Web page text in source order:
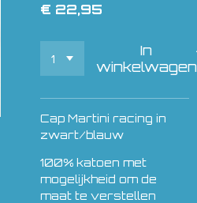
€ 22,95
In
winkelwagen
Cap Martini racing in
zwart/blauw
100% katoen met
mogelijkheid om de
maat te verstellen